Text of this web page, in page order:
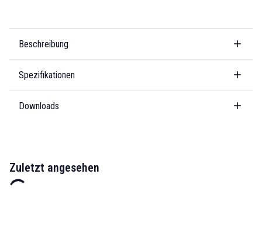
Beschreibung
Spezifikationen
Downloads
Zuletzt angesehen